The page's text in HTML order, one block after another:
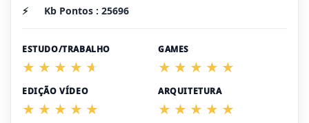
⚡
Kb Pontos : 25696
ESTUDO/TRABALHO GAMES
EDIÇÃO VÍDEO ARQUITETURA